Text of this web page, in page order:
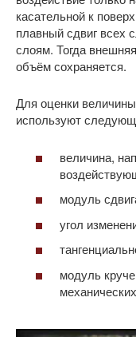
касательной к
плавный сдвиг всех
слоям. Тогда
объём сохраняется.
Для оценки
используют
величина,
модуль
угол
модуль